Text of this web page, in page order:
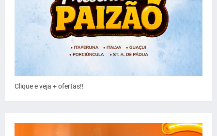
Clique e veja + ofertas!!